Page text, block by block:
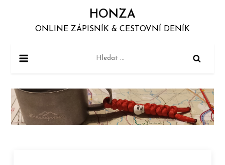
HONZA
ONLINE ZÁPISNÍK & CESTOVNÍ DENÍK